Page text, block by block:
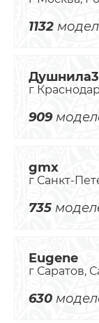
1132
г
909
gmx
г Санкт-
735
Eugene
г Саратов,
630